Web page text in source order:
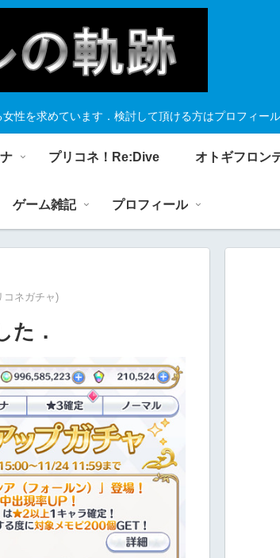
性を求めています．検討して頂ける方はプロフィー
プリコネ！Re:Dive オトギフロン
ゲーム雑記 プロフィール
コネガチャ)
た．